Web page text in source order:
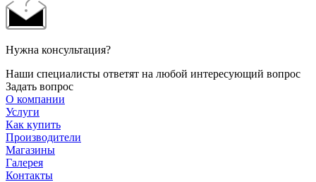
Нужна консультация?
Наши специалисты ответят на любой интересующий вопрос
Задать вопрос
О компании
Услуги
Как купить
Производители
Магазины
Галерея
Контакты